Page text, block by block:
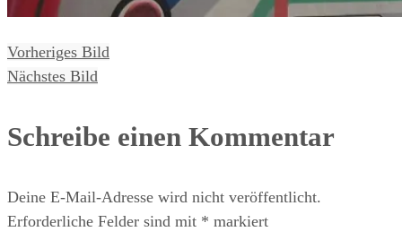
Vorheriges Bild
Nächstes Bild
Schreibe einen Kommentar
Deine E-Mail-Adresse wird nicht veröffentlicht.
Erforderliche Felder sind mit * markiert